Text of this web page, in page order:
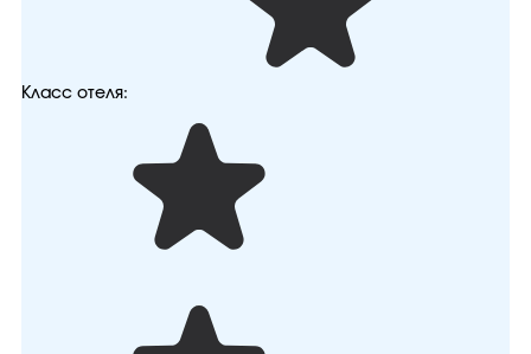
Класс отеля: